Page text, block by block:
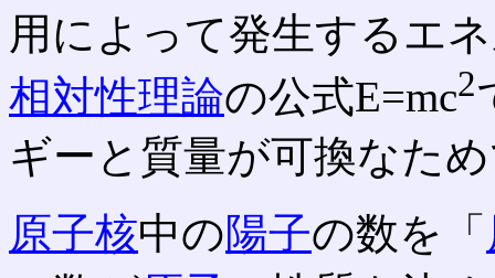
用によって発生するエ
相対性理論の公式E=mc2
ギーと質量が可換なた
原子核中の陽子の数を「